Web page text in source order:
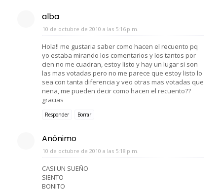
alba
10 de octubre de 2010 a las 5:16 p.m.
Hola!! me gustaria saber como hacen el recuento pq
yo estaba mirando los comentarios y los tantos por
cien no me cuadran, estoy listo y hay un lugar si son
las mas votadas pero no me parece que estoy listo lo
sea con tanta diferencia y veo otras mas votadas que
nena, me pueden decir como hacen el recuento??
gracias
Responder Borrar
Anónimo
10 de octubre de 2010 a las 5:18 p.m.
CASI UN SUEÑO
SIENTO
BONITO